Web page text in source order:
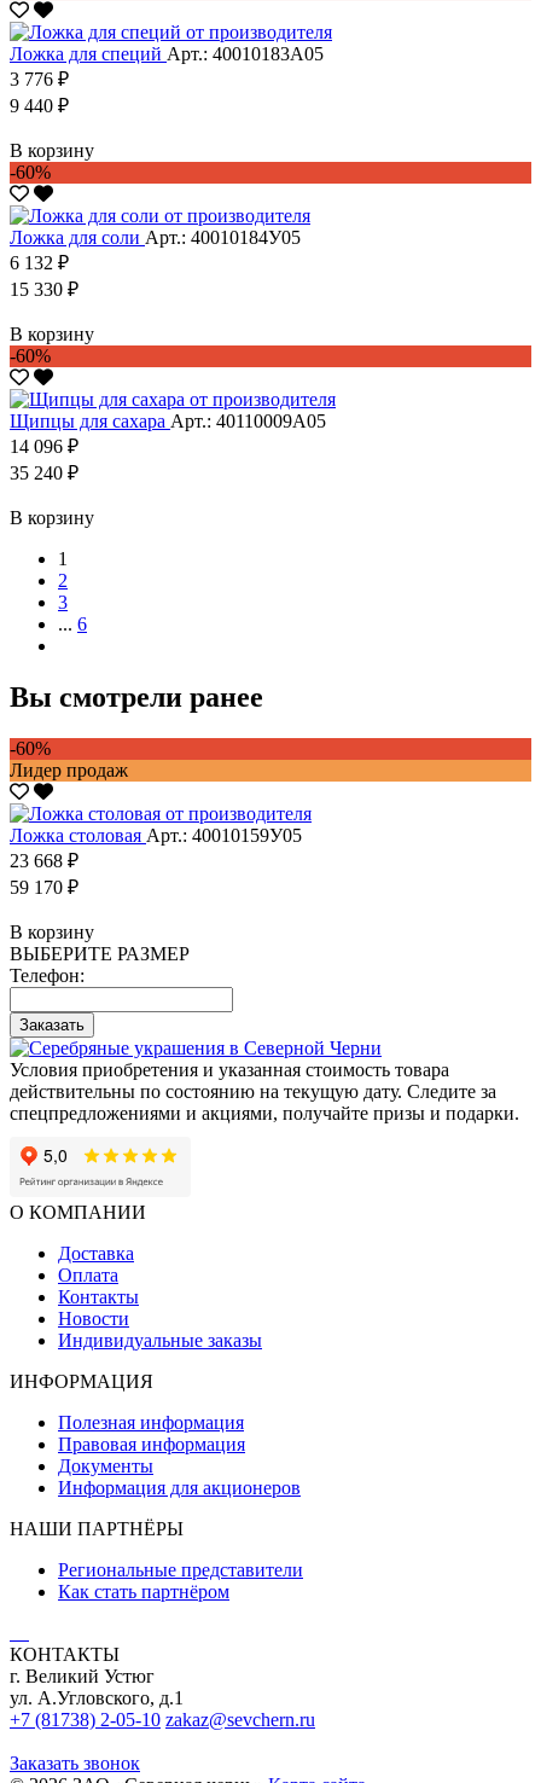
Ложка для специй Арт.: 40010183А05
3 776 ₽
9 440 ₽
В корзину
-60%
Ложка для соли Арт.: 40010184У05
6 132 ₽
15 330 ₽
В корзину
-60%
Щипцы для сахара Арт.: 40110009А05
14 096 ₽
35 240 ₽
В корзину
1
2
3
... 6
Вы смотрели ранее
-60%
Лидер продаж
Ложка столовая Арт.: 40010159У05
23 668 ₽
59 170 ₽
В корзину
ВЫБЕРИТЕ РАЗМЕР
Телефон:
Заказать
Условия приобретения и указанная стоимость товара
действительны по состоянию на текущую дату. Следите за
спецпредложениями и акциями, получайте призы и подарки.
О КОМПАНИИ
Доставка
Оплата
Контакты
Новости
Индивидуальные заказы
ИНФОРМАЦИЯ
Полезная информация
Правовая информация
Документы
Информация для акционеров
НАШИ ПАРТНЁРЫ
Региональные представители
Как стать партнёром
КОНТАКТЫ
г. Великий Устюг
ул. А.Угловского, д.1
+7 (81738) 2-05-10 zakaz@sevchern.ru
Заказать звонок